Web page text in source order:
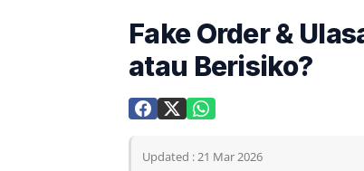
Fake Order &
atau Berisiko?
Updated : 21 Mar 2026